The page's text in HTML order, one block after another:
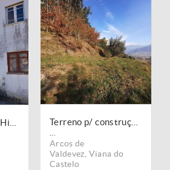
Arcos de
Valdevez Viana do
Castelo